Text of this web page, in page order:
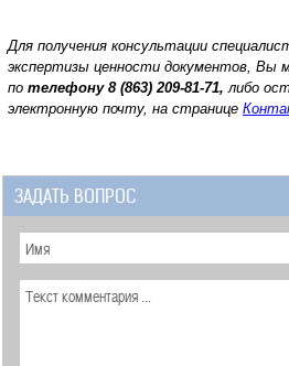
Для получения консультации
экспертизы ценности документов, Вы
по телефону 8 (863) 209-81-71, либо
электронную почту, на странице
ЗАДАТЬ ВОПРОС